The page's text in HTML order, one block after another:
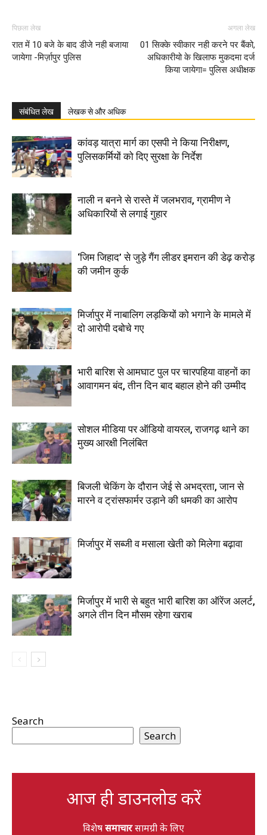
पिछला लेख
रात में 10 बजे के बाद डीजे नही बजाया
जायेगा -मिर्ज़ापुर पुलिस
अगला लेख
01 सिक्के स्वीकार नही करने पर बैंको,
अधिकारीयो के खिलाफ मुकदमा दर्ज
किया जायेगा= पुलिस अधीक्षक
संबंधित लेख लेखक से और अधिक
कांवड़ यात्रा मार्ग का एसपी ने किया निरीक्षण,
पुलिसकर्मियों को दिए सुरक्षा के निर्देश
नाली न बनने से रास्ते में जलभराव, ग्रामीण ने
अधिकारियों से लगाई गुहार
‘जिम जिहाद’ से जुड़े गैंग लीडर इमरान की डेढ़ करोड़
की जमीन कुर्क
मिर्जापुर में नाबालिग लड़कियों को भगाने के मामले में
दो आरोपी दबोचे गए
भारी बारिश से आमघाट पुल पर चारपहिया वाहनों का
आवागमन बंद, तीन दिन बाद बहाल होने की उम्मीद
सोशल मीडिया पर ऑडियो वायरल, राजगढ़ थाने का
मुख्य आरक्षी निलंबित
बिजली चेकिंग के दौरान जेई से अभद्रता, जान से
मारने व ट्रांसफार्मर उड़ाने की धमकी का आरोप
मिर्जापुर में सब्जी व मसाला खेती को मिलेगा बढ़ावा
मिर्जापुर में भारी से बहुत भारी बारिश का ऑरेंज अलर्ट,
अगले तीन दिन मौसम रहेगा खराब
Search
Search
आज ही डाउनलोड करें
विशेषसमाचारसामग्री के लिए